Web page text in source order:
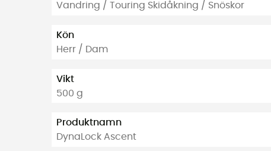
Vandring / Touring Skidåkning / Snöskor
Kön
Herr / Dam
Vikt
500 g
Produktnamn
DynaLock Ascent